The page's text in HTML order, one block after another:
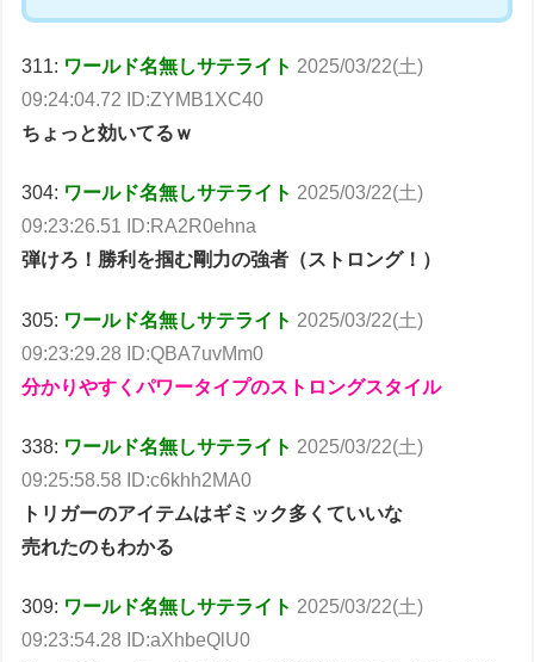
311: ワールド名無しサテライト 2025/03/22(土)
09:24:04.72 ID:ZYMB1XC40
ちょっと効いてるｗ
304: ワールド名無しサテライト 2025/03/22(土)
09:23:26.51 ID:RA2R0ehna
弾けろ！勝利を掴む剛力の強者（ストロング！）
305: ワールド名無しサテライト 2025/03/22(土)
09:23:29.28 ID:QBA7uvMm0
分かりやすくパワータイプのストロングスタイル
338: ワールド名無しサテライト 2025/03/22(土)
09:25:58.58 ID:c6khh2MA0
トリガーのアイテムはギミック多くていいな
売れたのもわかる
309: ワールド名無しサテライト 2025/03/22(土)
09:23:54.28 ID:aXhbeQlU0